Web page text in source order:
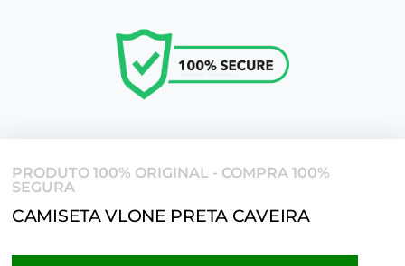
PRODUTO 100% ORIGINAL - COMPRA 100%
SEGURA
CAMISETA VLONE PRETA CAVEIRA